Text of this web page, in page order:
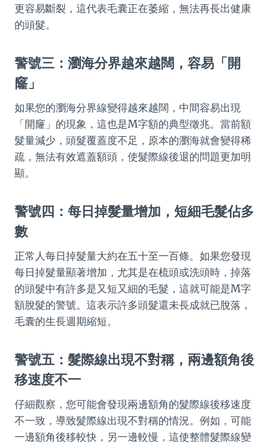
更容易斷裂，這代表毛囊正在萎縮，無法再長出健康
的頭髮。
警號三：瀏海分界越來越闊，容易「開
窿」
如果您的瀏海分界線變得越來越闊，中間容易出現
「開窿」的現象，這也是M字額的典型徵兆。當前額
髮量減少，頭髮覆蓋度不足，原本的瀏海就會變得稀
疏，無法有效遮蓋額頭，使髮際線後退的問題更加明
顯。
警號四：每日掉髮量增加，短細毛髮佔多
數
正常人每日掉髮量大約在五十至一百條。如果您發現
每日掉髮量顯著增加，尤其是在梳頭或洗頭時，掉落
的頭髮中有許多是又短又細的毛髮，這就可能是M字
額脫髮的警號。這表示許多頭髮還未長成就已脫落，
毛囊的生長週期縮短。
警號五：髮際線出現不對稱，兩邊額角後
移速度不一
仔細觀察，您可能會發現兩邊額角的髮際線後移速度
不一致，導致髮際線出現不對稱的情況。例如，可能
一邊額角後移較快，另一邊較慢，這使整體髮際線變